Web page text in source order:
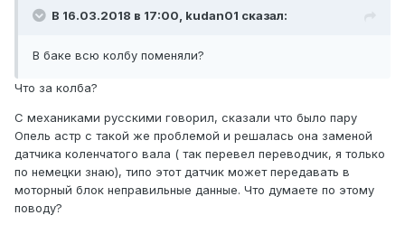
В 16.03.2018 в 17:00, kudan01 сказал:
В баке всю колбу поменяли?
Что за колба?
С механиками русскими говорил, сказали что было пару
Опель астр с такой же проблемой и решалась она заменой
датчика коленчатого вала ( так перевел переводчик, я только
по немецки знаю), типо этот датчик может передавать в
моторный блок неправильные данные. Что думаете по этому
поводу?